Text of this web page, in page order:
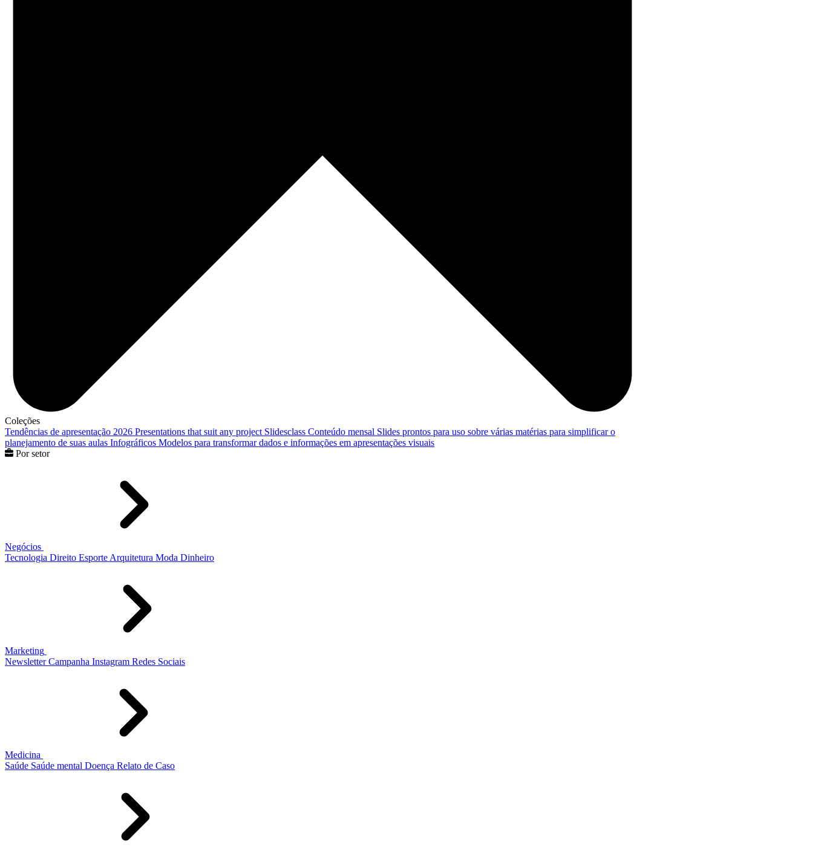
Coleções
Tendências de apresentação 2026 Presentations that suit any project Slidesclass Conteúdo mensal Slides prontos para uso sobre várias matérias para simplificar o
planejamento de suas aulas Infográficos Modelos para transformar dados e informações em apresentações visuais
Por setor
Negócios
Tecnologia Direito Esporte Arquitetura Moda Dinheiro
Marketing
Newsletter Campanha Instagram Redes Sociais
Medicina
Saúde Saúde mental Doença Relato de Caso